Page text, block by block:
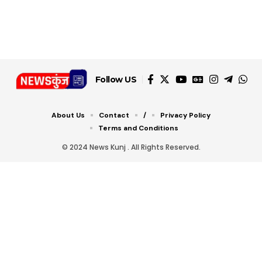
Follow US
© 2024 News Kunj . All Rights Reserved.
About Us Contact /
Privacy Policy
Terms and Conditions